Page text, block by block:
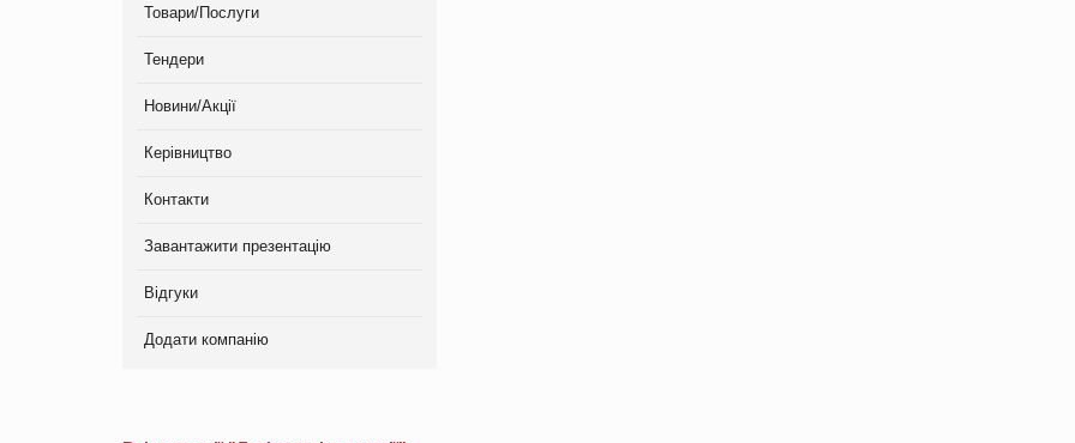
Товари/Послуги
Тендери
Новини/Акції
Керівництво
Контакти
Завантажити презентацію
Відгуки
Додати компанію